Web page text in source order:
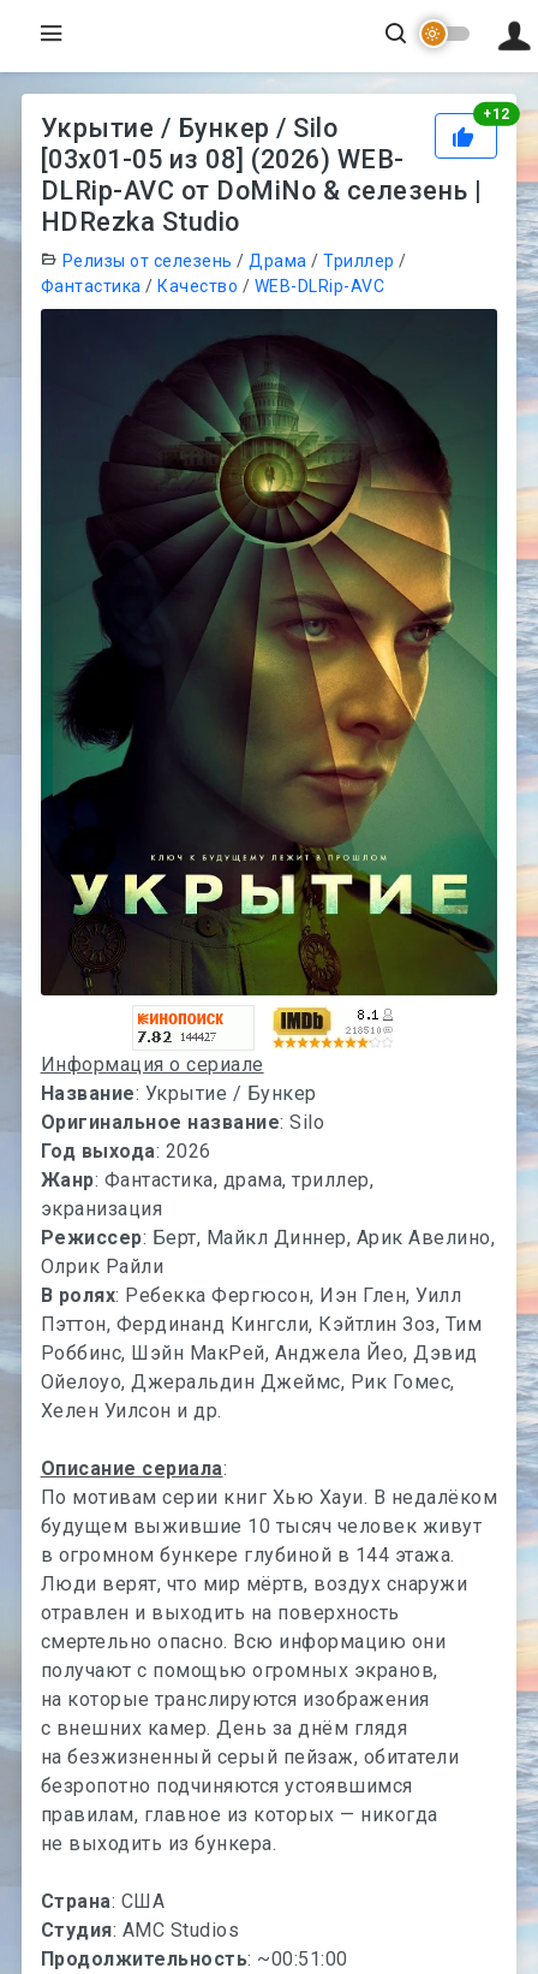
+12
Укрытие / Бункер / Silo
[03х01-05 из 08] (2026) WEB-
DLRip-AVC от DoMiNo & селезень |
HDRezka Studio
Релизы от селезень / Драма /Триллер /
Фантастика /Качество / WEB-DLRip-AVC
Информация о сериале
Название: Укрытие / Бункер
Оригинальное название: Silo
Год выхода: 2026
Жанр: Фантастика, драма, триллер,
экранизация
Режиссер: Берт, Майкл Диннер, Арик Авелино,
Олрик Райли
В ролях: Ребекка Фергюсон, Иэн Глен, Уилл
Пэттон, Фердинанд Кингсли, Кэйтлин Зоз, Тим
Роббинс, Шэйн МакРей, Анджела Йео, Дэвид
Ойелоуо, Джеральдин Джеймс, Рик Гомес,
Хелен Уилсон и др.
Описание сериала:
По мотивам серии книг Хью Хауи. В недалёком
будущем выжившие 10 тысяч человек живут
в огромном бункере глубиной в 144 этажа.
Люди верят, что мир мёртв, воздух снаружи
отравлен и выходить на поверхность
смертельно опасно. Всю информацию они
получают с помощью огромных экранов,
на которые транслируются изображения
с внешних камер. День за днём глядя
на безжизненный серый пейзаж, обитатели
безропотно подчиняются устоявшимся
правилам, главное из которых — никогда
не выходить из бункера.
Страна: США
Студия: AMC Studios
Продолжительность: ~00:51:00